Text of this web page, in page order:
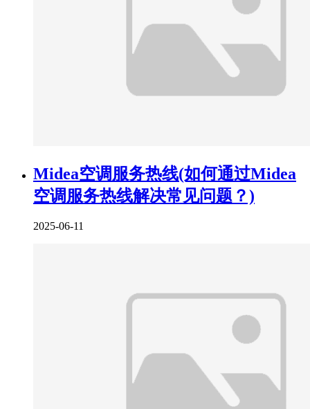
Midea空调服务热线(如何通过Midea
空调服务热线解决常见问题？)
2025-06-11